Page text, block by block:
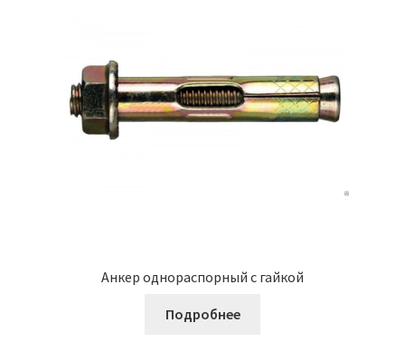
Анкер однораспорный с гайкой
Подробнее